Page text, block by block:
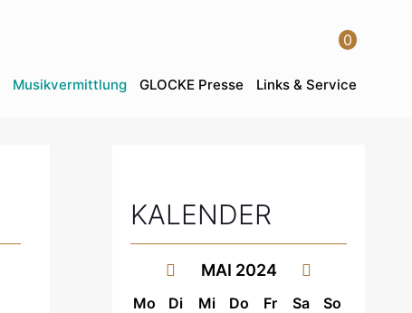
0
Musikvermittlung GLOCKE Presse Links & Service
KALENDER
MAI 2024
Mo Di Mi Do Fr Sa
So